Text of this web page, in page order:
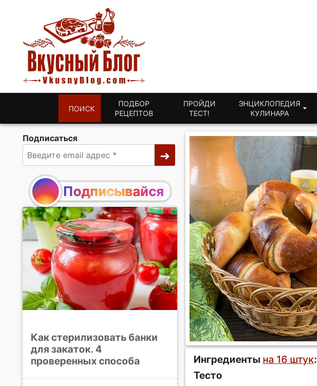
ПОИСК
ПОДБОР
РЕЦЕПТОВ
ПРОЙДИ
ТЕСТ!
ЭНЦИКЛОПЕДИЯ
КУЛИНАРА
Ингредиенты на 16 штук:
Тесто
Подписаться
Подписывайся
Как стерилизовать банки
для закаток. 4
проверенных способа